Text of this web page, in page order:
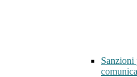
Sanzioni